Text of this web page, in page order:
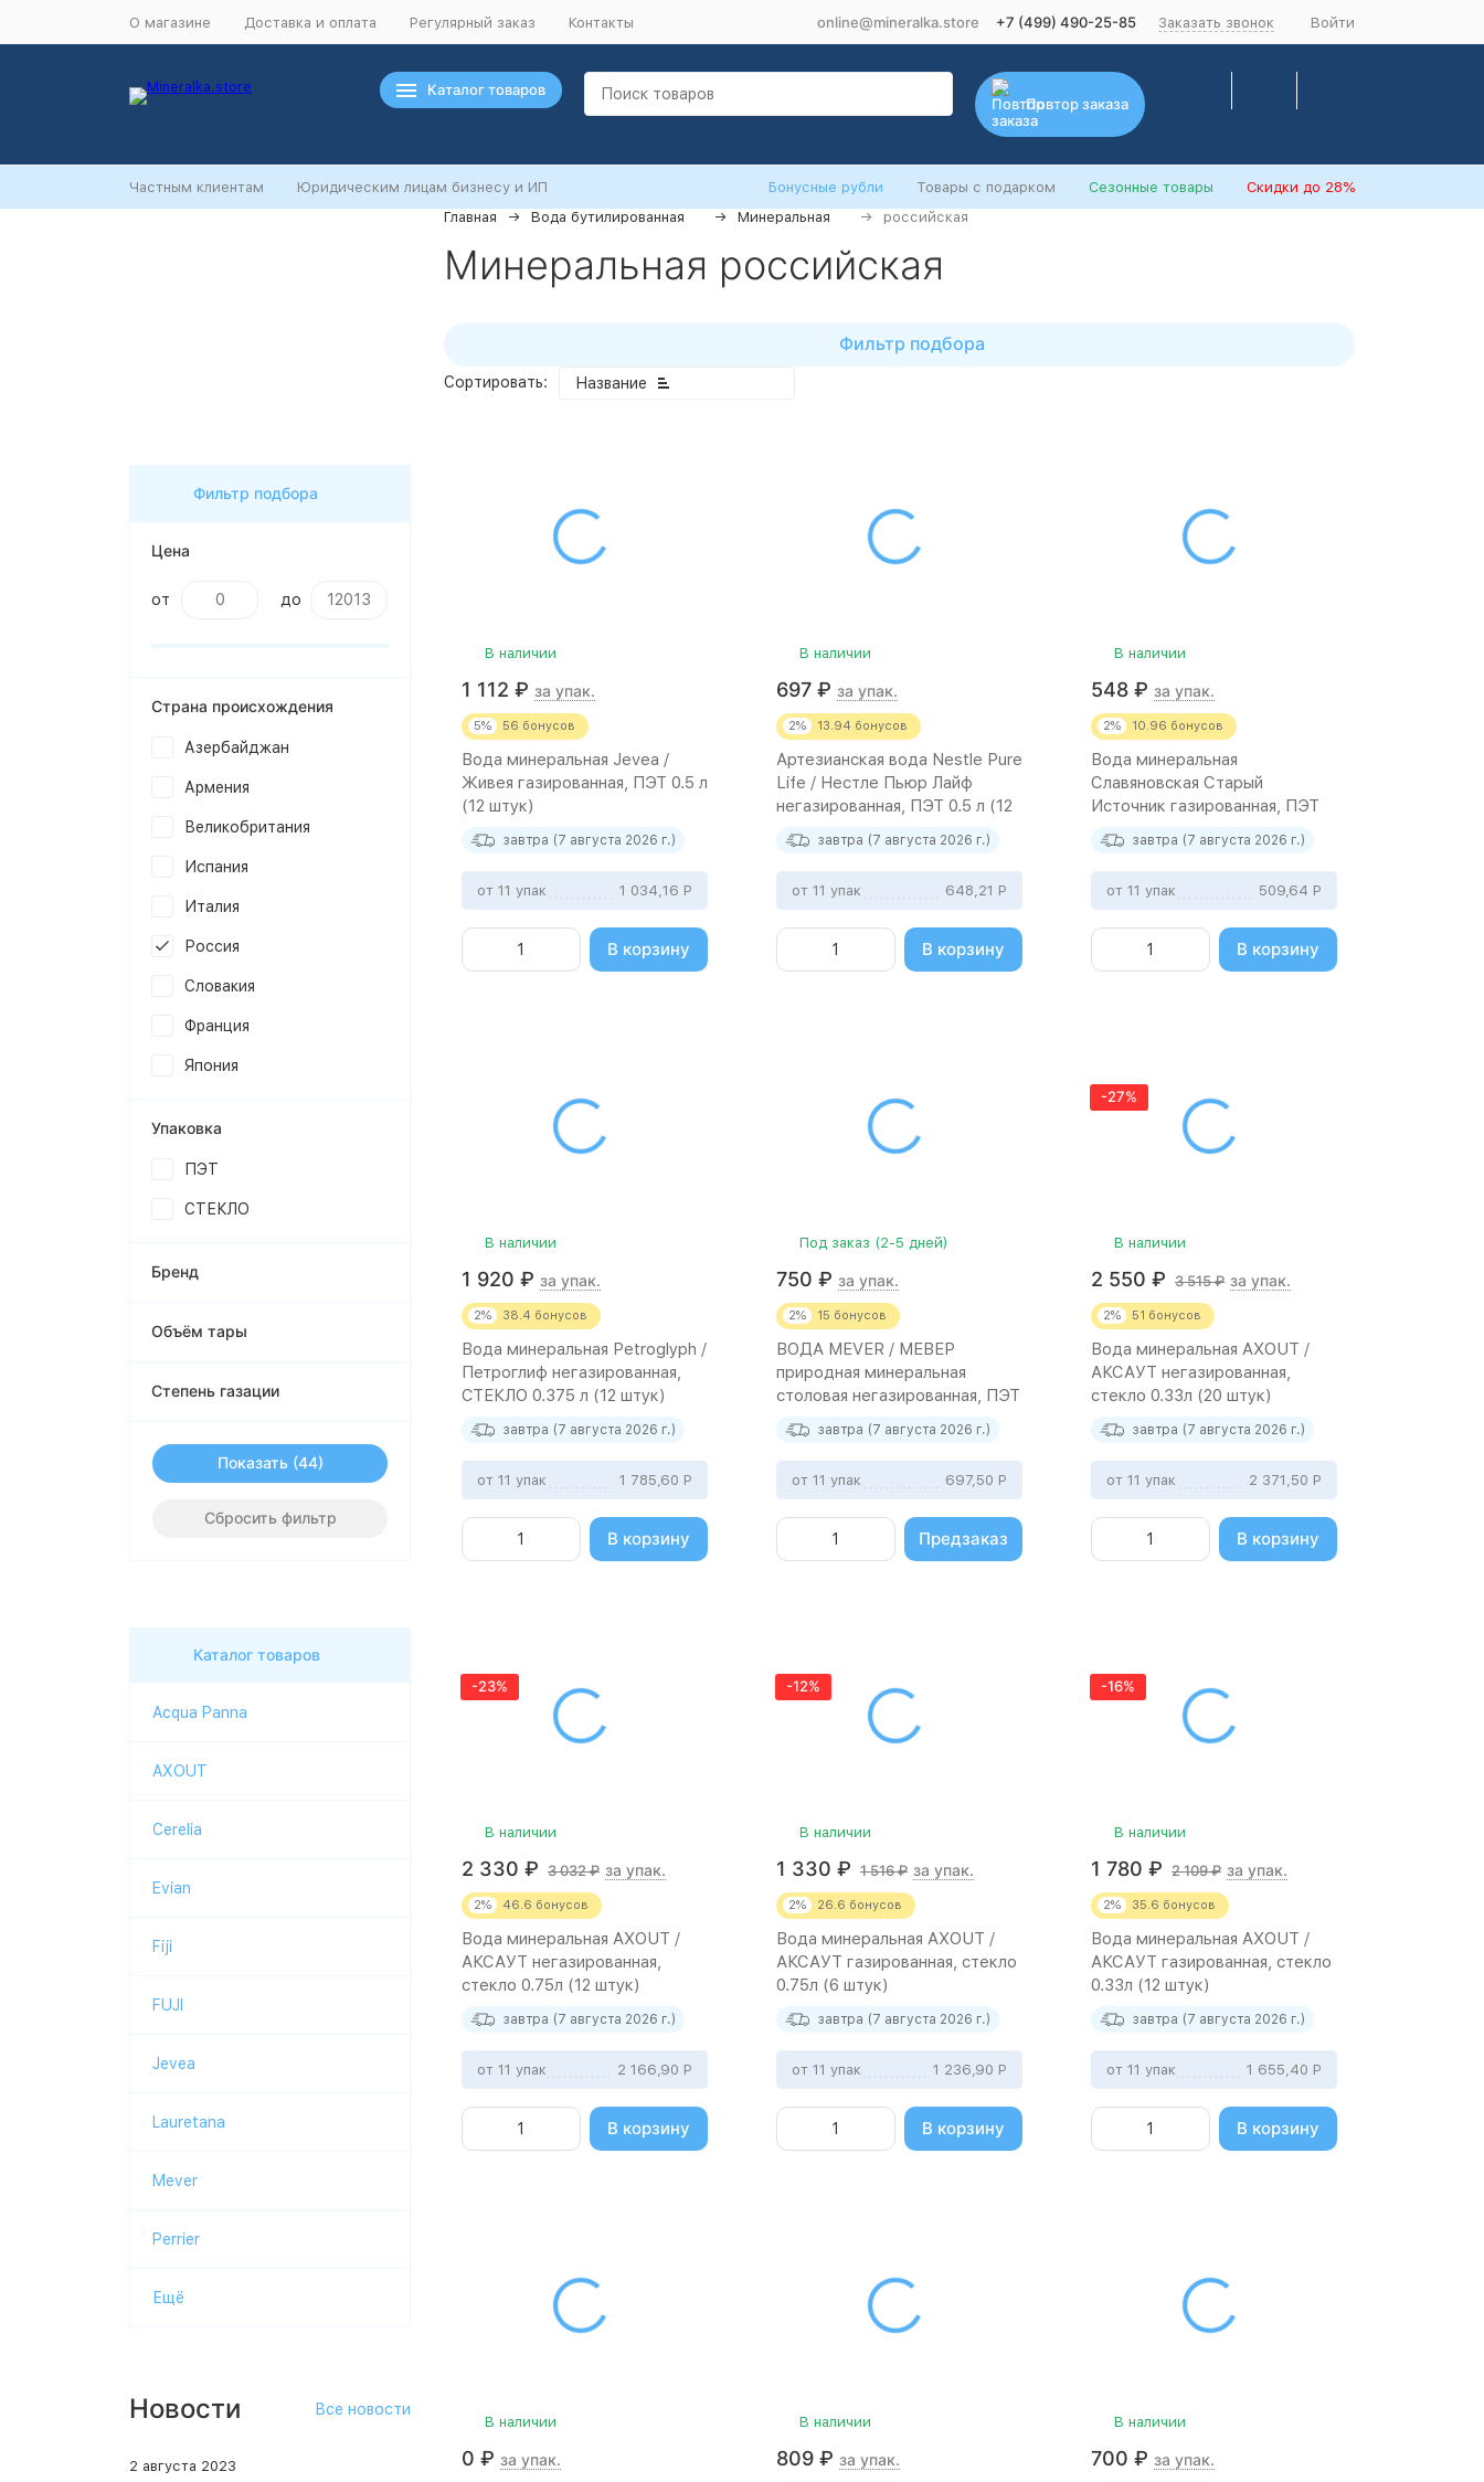
О магазине Доставка и оплата Регулярный заказ Контакты online@mineralka.store +7 (499) 490-25-85 Заказать звонок Войти
Каталог товаров
Повтор заказа
Частным клиентам Юридическим лицам бизнесу и ИП Бонусные рубли Товары с подарком Сезонные товары Скидки до 28%
Главная
Вода бутилированная Минеральная российская
Минеральная российская
Фильтр подбора
Сортировать: Название
В наличии
1 112 ₽ за упак.
5% 56 бонусов
Вода минеральная Jevea /
Живея газированная, ПЭТ 0.5 л
(12 штук)
завтра (7 августа 2026 г.)
от 11 упак 1 034,16 Р
В корзину
В наличии
697 ₽ за упак.
2% 13.94 бонусов
Артезианская вода Nestle Pure
Life / Нестле Пьюр Лайф
негазированная, ПЭТ 0.5 л (12
штук)
завтра (7 августа 2026 г.)
от 11 упак 648,21 Р
В корзину
В наличии
548 ₽ за упак.
2% 10.96 бонусов
Вода минеральная
Славяновская Старый
Источник газированная, ПЭТ
1,5л (6 штук)
завтра (7 августа 2026 г.)
от 11 упак 509,64 Р
В корзину
В наличии
1 920 ₽ за упак.
2% 38.4 бонусов
Вода минеральная Petroglyph /
Петроглиф негазированная,
СТЕКЛО 0.375 л (12 штук)
завтра (7 августа 2026 г.)
от 11 упак 1 785,60 Р
В корзину
Под заказ (2-5 дней)
750 ₽ за упак.
2% 15 бонусов
ВОДА MEVER / МЕВЕР
природная минеральная
столовая негазированная, ПЭТ
1.5 л (6 штук)
завтра (7 августа 2026 г.)
от 11 упак 697,50 Р
Предзаказ
-27%
В наличии
2 550 ₽ 3 515₽ за упак.
2% 51 бонусов
Вода минеральная AXOUT /
АКСАУТ негазированная,
стекло 0.33л (20 штук)
завтра (7 августа 2026 г.)
от 11 упак 2 371,50 Р
В корзину
-23%
В наличии
2 330 ₽ 3 032₽ за упак.
2% 46.6 бонусов
Вода минеральная AXOUT /
АКСАУТ негазированная,
стекло 0.75л (12 штук)
завтра (7 августа 2026 г.)
от 11 упак 2 166,90 Р
В корзину
-12%
В наличии
1 330 ₽ 1 516₽ за упак.
2% 26.6 бонусов
Вода минеральная AXOUT /
АКСАУТ газированная, стекло
0.75л (6 штук)
завтра (7 августа 2026 г.)
от 11 упак 1 236,90 Р
В корзину
-16%
В наличии
1 780 ₽ 2 109₽ за упак.
2% 35.6 бонусов
Вода минеральная AXOUT /
АКСАУТ газированная, стекло
0.33л (12 штук)
завтра (7 августа 2026 г.)
от 11 упак 1 655,40 Р
В корзину
В наличии
0 ₽ за упак.
В наличии
809 ₽ за упак.
В наличии
700 ₽ за упак.
Фильтр подбора
Цена
от до
Страна происхождения
Азербайджан
Армения
Великобритания
Испания
Италия
Россия
Словакия
Франция
Япония
Упаковка
ПЭТ
СТЕКЛО
Бренд
Объём тары
Степень газации
Показать
Сбросить фильтр
Каталог товаров
Acqua Panna
AXOUT
Cerelia
Evian
Fiji
FUJI
Jevea
Lauretana
Mever
Perrier
Ещё
Новости Все новости
2 августа 2023